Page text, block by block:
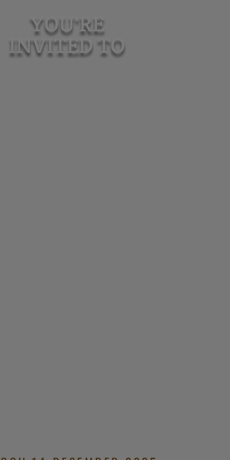
YOU'RE
INVITED TO